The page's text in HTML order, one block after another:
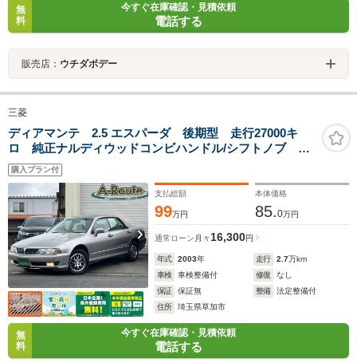
無
料
今すぐ在庫確認・見積依頼
電話する
販売店： ウチダボデー
三菱
ディアマンテ 2.5 エスパーダ 後期型 走行27000キ
ロ 純正ナルディウッドコンビハンドル/シフトノブ 地
デジTV 社外SDナビ CD/DVD再生 レースハーフシー
トカバー キーレス 木目調パネル 純正フロアマッ
ト 純正15AW
購入プラン付
支払総額
99万円
本体価格
85.0万円
通常ローン 月々 16,300円
年式 2003年 走行 2.7万km
車検
車検整備付 修復
なし
保証
保証無 整備
法定整備付
住所
埼玉県草加市
無
料
今すぐ在庫確認・見積依頼
電話する